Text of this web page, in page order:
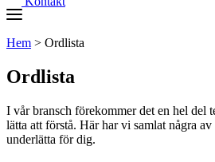
Hem > Ordlista
Ordlista
I vår bransch förekommer det en hel del
lätta att förstå. Här har vi samlat några
underlätta för dig.